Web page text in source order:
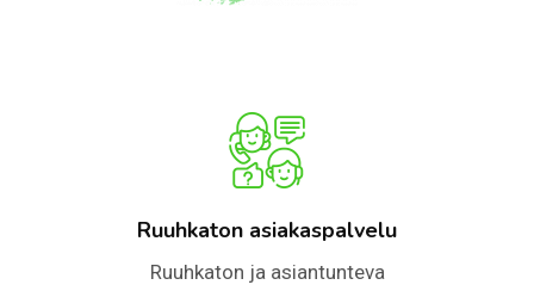
Ruuhkaton asiakaspalvelu
Ruuhkaton ja asiantunteva